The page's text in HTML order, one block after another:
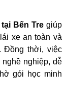
Bến Tregiúp
xe an toàn và
Đồng thời, việc
nghiệp, dễ
gói học minh